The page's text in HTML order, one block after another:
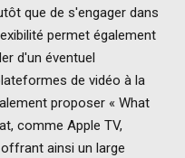
que de s'engager dans
permet également
d'un éventuel
de vidéo à la
proposer « What
comme Apple TV,
ainsi un large